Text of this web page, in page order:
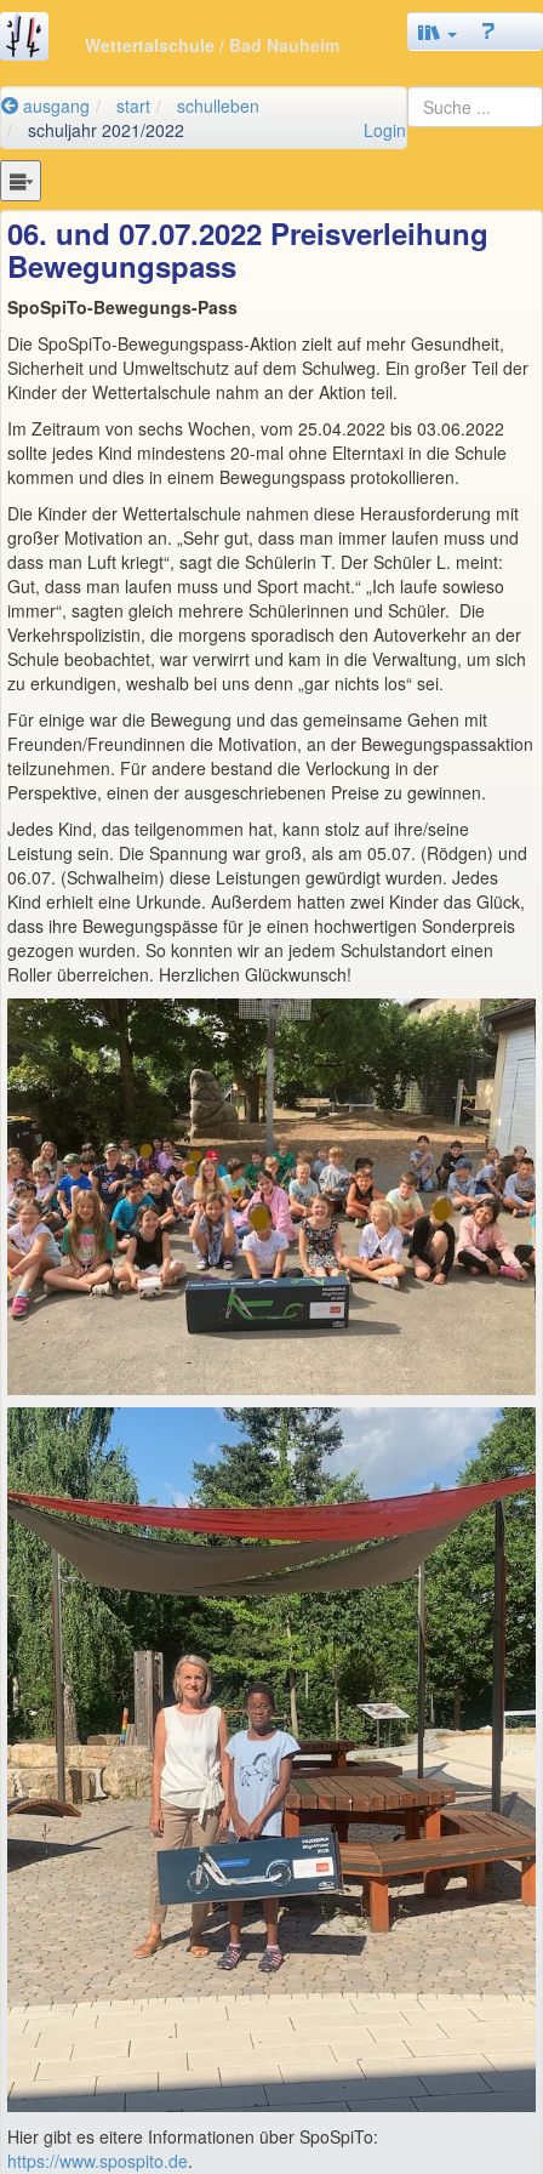
Wettertalschule / Bad Nauheim
ausgang start
schulleben
schuljahr 2021/2022
Login
06. und 07.07.2022 Preisverleihung
Bewegungspass
SpoSpiTo-Bewegungs-Pass
Die SpoSpiTo-Bewegungspass-Aktion zielt auf mehr Gesundheit,
Sicherheit und Umweltschutz auf dem Schulweg. Ein großer Teil der
Kinder der Wettertalschule nahm an der Aktion teil.
Im Zeitraum von sechs Wochen, vom 25.04.2022 bis 03.06.2022
sollte jedes Kind mindestens 20-mal ohne Elterntaxi in die Schule
kommen und dies in einem Bewegungspass protokollieren.
Die Kinder der Wettertalschule nahmen diese Herausforderung mit
großer Motivation an. „Sehr gut, dass man immer laufen muss und
dass man Luft kriegt“, sagt die Schülerin T. Der Schüler L. meint:
Gut, dass man laufen muss und Sport macht.“ „Ich laufe sowieso
immer“, sagten gleich mehrere Schülerinnen und Schüler. Die
Verkehrspolizistin, die morgens sporadisch den Autoverkehr an der
Schule beobachtet, war verwirrt und kam in die Verwaltung, um sich
zu erkundigen, weshalb bei uns denn „gar nichts los“ sei.
Für einige war die Bewegung und das gemeinsame Gehen mit
Freunden/Freundinnen die Motivation, an der Bewegungspassaktion
teilzunehmen. Für andere bestand die Verlockung in der
Perspektive, einen der ausgeschriebenen Preise zu gewinnen.
Jedes Kind, das teilgenommen hat, kann stolz auf ihre/seine
Leistung sein. Die Spannung war groß, als am 05.07. (Rödgen) und
06.07. (Schwalheim) diese Leistungen gewürdigt wurden. Jedes
Kind erhielt eine Urkunde. Außerdem hatten zwei Kinder das Glück,
dass ihre Bewegungspässe für je einen hochwertigen Sonderpreis
gezogen wurden. So konnten wir an jedem Schulstandort einen
Roller überreichen. Herzlichen Glückwunsch!
Hier gibt es eitere Informationen über SpoSpiTo:
https://www.spospito.de.